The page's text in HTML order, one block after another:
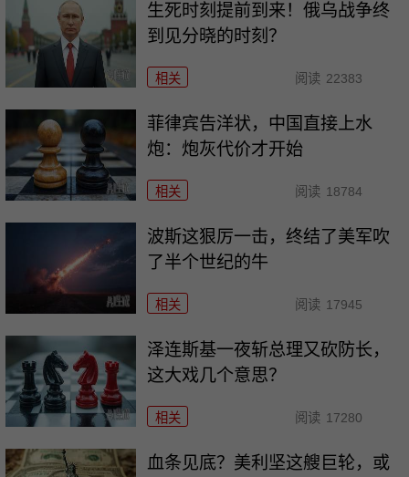
生死时刻提前到来！俄乌战争终
到见分晓的时刻？
相关 阅读 22383
菲律宾告洋状，中国直接上水
炮：炮灰代价才开始
相关 阅读 18784
波斯这狠厉一击，终结了美军吹
了半个世纪的牛
相关 阅读 17945
泽连斯基一夜斩总理又砍防长，
这大戏几个意思？
相关 阅读 17280
血条见底？美利坚这艘巨轮，或